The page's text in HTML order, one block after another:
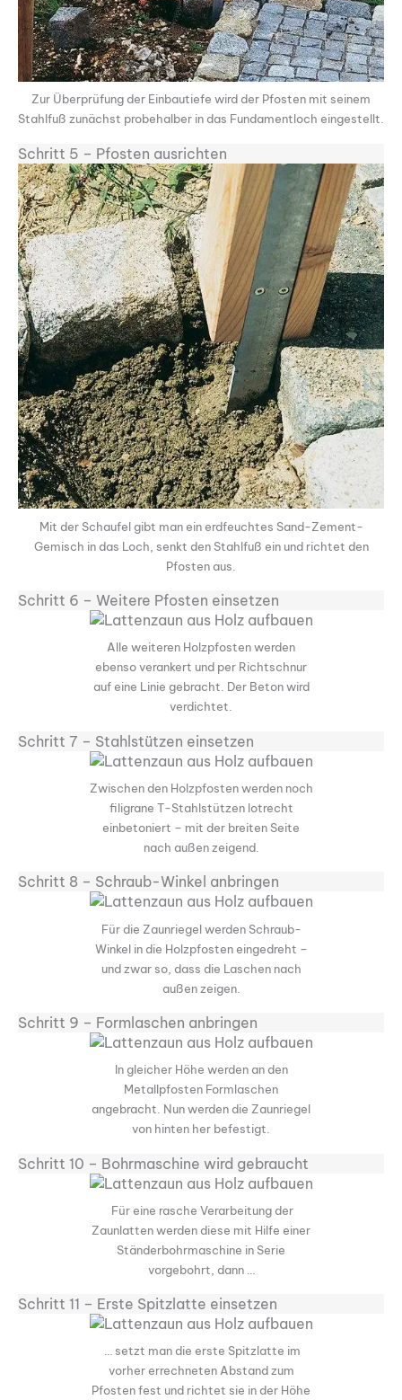
Zur Überprüfung der Einbautiefe wird der Pfosten mit seinem
Stahlfuß zunächst probehalber in das Fundamentloch eingestellt.
Schritt 5 – Pfosten ausrichten
Mit der Schaufel gibt man ein erdfeuchtes Sand-Zement-
Gemisch in das Loch, senkt den Stahlfuß ein und richtet den
Pfosten aus.
Schritt 6 – Weitere Pfosten einsetzen
Alle weiteren Holzpfosten werden
ebenso verankert und per Richtschnur
auf eine Linie gebracht. Der Beton wird
verdichtet.
Schritt 7 – Stahlstützen einsetzen
Zwischen den Holzpfosten werden noch
filigrane T-Stahlstützen lotrecht
einbetoniert – mit der breiten Seite
nach außen zeigend.
Schritt 8 – Schraub-Winkel anbringen
Für die Zaunriegel werden Schraub-
Winkel in die Holzpfosten eingedreht –
und zwar so, dass die Laschen nach
außen zeigen.
Schritt 9 – Formlaschen anbringen
In gleicher Höhe werden an den
Metallpfosten Formlaschen
angebracht. Nun werden die Zaunriegel
von hinten her befestigt.
Schritt 10 – Bohrmaschine wird gebraucht
Für eine rasche Verarbeitung der
Zaunlatten werden diese mit Hilfe einer
Ständerbohrmaschine in Serie
vorgebohrt, dann …
Schritt 11 – Erste Spitzlatte einsetzen
… setzt man die erste Spitzlatte im
vorher errechneten Abstand zum
Pfosten fest und richtet sie in der Höhe